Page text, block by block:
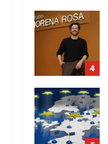
4